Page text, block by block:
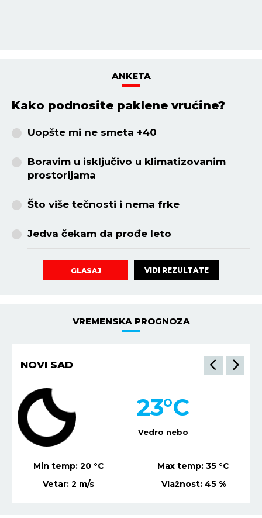
ANKETA
Kako podnosite paklene vrućine?
Uopšte mi ne smeta +40
Boravim u isključivo u klimatizovanim
prostorijama
Što više tečnosti i nema frke
Jedva čekam da prođe leto
GLASAJ VIDI REZULTATE
VREMENSKA PROGNOZA
NOVI SAD
Vedro nebo
23°C
Min temp: 20 °C Max temp:35 °C
Vetar:2 m/s Vlažnost: 45 %